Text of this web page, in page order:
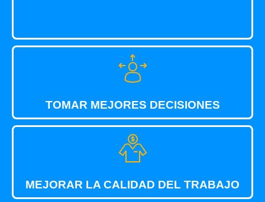
TOMAR MEJORES DECISIONES
MEJORAR LA CALIDAD DEL TRABAJO